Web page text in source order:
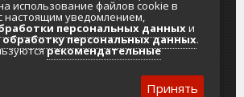
персональных данных
Согласие на обработку персональных
данных
использование файлов cookie в
настоящим уведомлением,
персональных данныхи
обработку персональных данных.
рекомендательные
Принять